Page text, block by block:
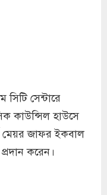
সেন্টারে
কাউন্সিল হাউসে
মেয়র জাফর ইকবাল
করেন।